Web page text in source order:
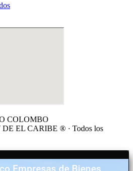
COLOMBO
EL CARIBE ® · Todos los